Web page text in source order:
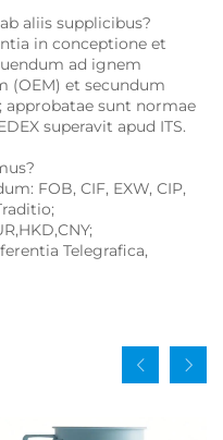
aliis supplicibus?
in conceptione et
ad ignem
(OEM) et secundum
sunt normae
superavit apud ITS.
FOB, CIF, EXW, CIP,
Telegrafica,